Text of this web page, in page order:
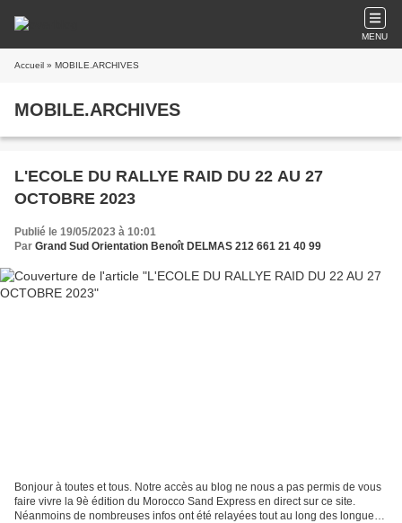
MENU
Accueil » MOBILE.ARCHIVES
MOBILE.ARCHIVES
L'ECOLE DU RALLYE RAID DU 22 AU 27
OCTOBRE 2023
Publié le 19/05/2023 à 10:01
Par Grand Sud Orientation Benoît DELMAS 212 661 21 40 99
Bonjour à toutes et tous. Notre accès au blog ne nous a pas permis de vous
faire vivre la 9è édition du Morocco Sand Express en direct sur ce site.
Néanmoins de nombreuses infos ont été relayées tout au long des longues